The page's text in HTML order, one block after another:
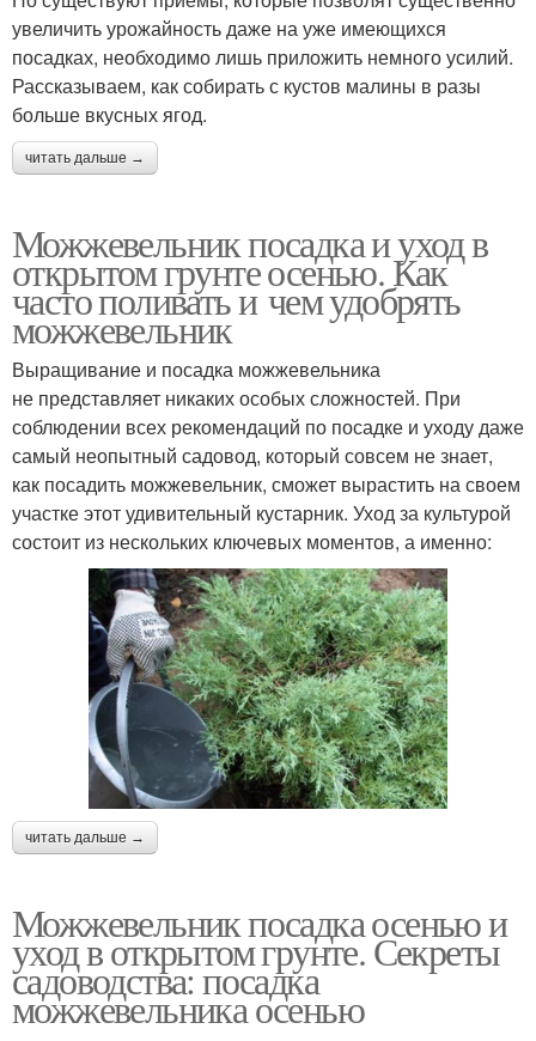
увеличить урожайность даже на уже имеющихся
посадках, необходимо лишь приложить немного усилий.
Рассказываем, как собирать с кустов малины в разы
больше вкусных ягод.
читать дальше →
Можжевельник посадка и уход в
открытом грунте осенью. Как
часто поливать и чем удобрять
можжевельник
Выращивание и посадка можжевельника
не представляет никаких особых сложностей. При
соблюдении всех рекомендаций по посадке и уходу даже
самый неопытный садовод, который совсем не знает,
как посадить можжевельник, сможет вырастить на своем
участке этот удивительный кустарник. Уход за культурой
состоит из нескольких ключевых моментов, а именно:
читать дальше →
Можжевельник посадка осенью и
уход в открытом грунте. Секреты
садоводства: посадка
можжевельника осенью